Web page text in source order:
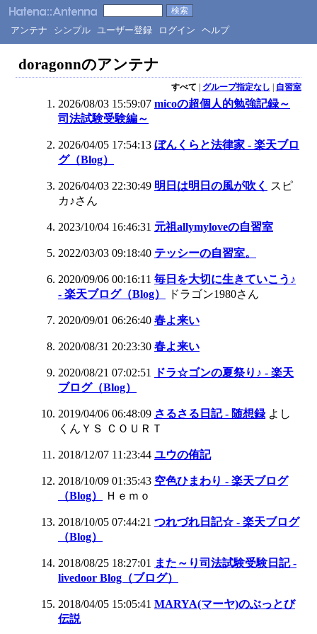
アンテナ シンプル ユーザー登録 ログイン ヘルプ
doragonnのアンテナ
すべて | グループ指定なし | 自習室
2026/08/03 15:59:07 micoの超個人的勉強記録～
司法試験受験編～
2026/04/05 17:54:13 ぼんくらと法律家 - 楽天ブロ
グ（Blog）
2026/04/03 22:30:49 明日は明日の風が吹く
スピ
カ♪さん
2023/10/04 16:46:31 元祖allymyloveの自習室
2022/03/03 09:18:40 テッシーの自習室。
2020/09/06 00:16:11 毎日を大切に生きていこう♪
- 楽天ブログ（Blog）
ドラゴン1980さん
2020/09/01 06:26:40 春よ来い
2020/08/31 20:23:30 春よ来い
2020/08/21 07:02:51
ドラ☆ゴンの夏祭り♪ - 楽天
ブログ（Blog）
2019/04/06 06:48:09 さるさる日記 - 随想録 よし
くんＹＳ ＣＯＵＲＴ
2018/12/07 11:23:44 ユウの侑記
2018/10/09 01:35:43 空色ひまわり - 楽天ブログ
（Blog）
Ｈｅｍｏ
2018/10/05 07:44:21 つれづれ日記☆ - 楽天ブログ
（Blog）
2018/08/25 18:27:01 また～り司法試験受験日記 -
livedoor Blog（ブログ）
2018/04/05 15:05:41 MARYA(マーヤ)のぶっとび
伝説